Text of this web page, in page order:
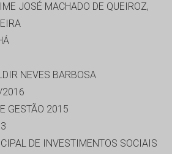
JOSÉ MACHADO DE QUEIROZ,
NEVES BARBOSA
GESTÃO 2015
DE INVESTIMENTOS SOCIAIS